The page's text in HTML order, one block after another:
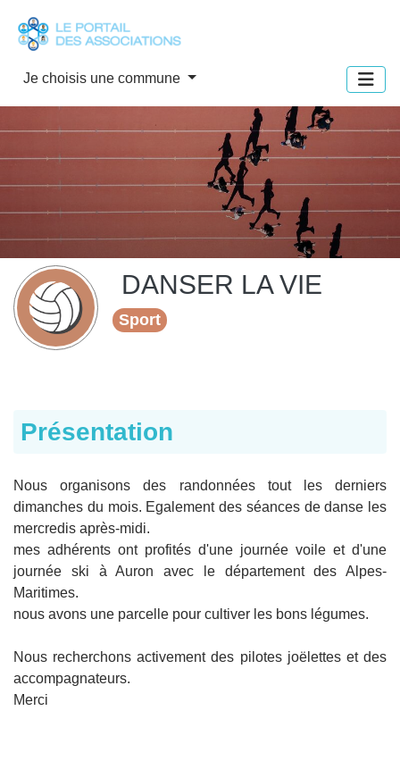
Je choisis une commune
DANSER LA VIE
Sport
Présentation
Nous organisons des randonnées tout les derniers
dimanches du mois. Egalement des séances de danse les
mercredis après-midi.
mes adhérents ont profités d'une journée voile et d'une
journée ski à Auron avec le département des Alpes-
Maritimes.
nous avons une parcelle pour cultiver les bons légumes.
Nous recherchons activement des pilotes joëlettes et des
accompagnateurs.
Merci